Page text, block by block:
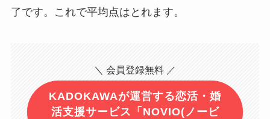
了です。これで平均点はとれます。
＼ 会員登録無料 ／
KADOKAWAが運営する恋活・婚
活支援サービス「NOVIO(ノービ